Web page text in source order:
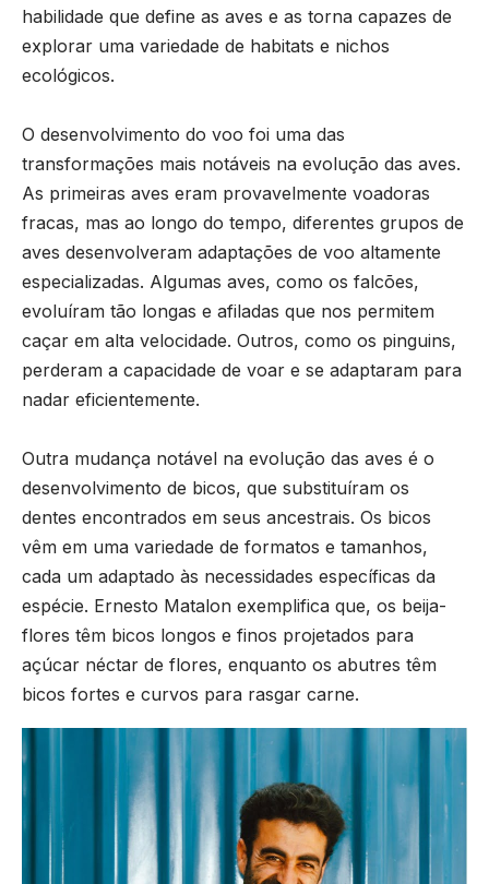
habilidade que define as aves e as torna capazes de
explorar uma variedade de habitats e nichos
ecológicos.
O desenvolvimento do voo foi uma das
transformações mais notáveis ​​na evolução das aves.
As primeiras aves eram provavelmente voadoras
fracas, mas ao longo do tempo, diferentes grupos de
aves desenvolveram adaptações de voo altamente
especializadas. Algumas aves, como os falcões,
evoluíram tão longas e afiladas que nos permitem
caçar em alta velocidade. Outros, como os pinguins,
perderam a capacidade de voar e se adaptaram para
nadar eficientemente.
Outra mudança notável na evolução das aves é o
desenvolvimento de bicos, que substituíram os
dentes encontrados em seus ancestrais. Os bicos
vêm em uma variedade de formatos e tamanhos,
cada um adaptado às necessidades específicas da
espécie. Ernesto Matalon exemplifica que, os beija-
flores têm bicos longos e finos projetados para
açúcar néctar de flores, enquanto os abutres têm
bicos fortes e curvos para rasgar carne.